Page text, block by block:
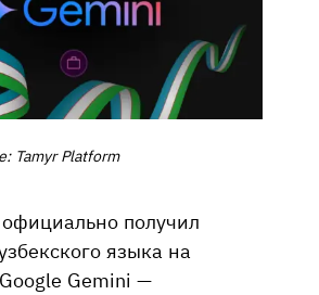
Tamyr Platform
получил
языка на
Gemini —